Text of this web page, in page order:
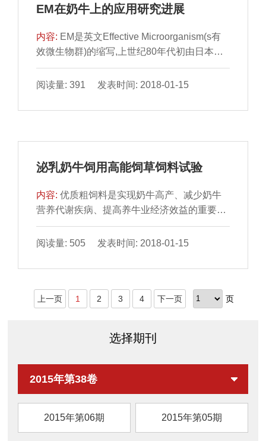
等,夏季泌乳牛受胎率降低至15%左右,因此胚
EM在奶牛上的应用研究进展
内容: EM是英文Effective Microorganism(s有
效微生物群)的缩写,上世纪80年代初由日本比
嘉照夫教授研制成功,其在促进畜禽生长,提高
抗病能力,清除粪尿恶臭,生产绿色食品等方面
菌光合细菌菌体本身含有丰富的蛋白质、维生
1.2乳酸菌乳酸菌能阻止和抑制致病菌的侵入
维生素,产生消化酶类,帮助食物消化和营养吸
阅读量: 391 发表时间: 2018-01-15
泌乳奶牛饲用高能饲草饲料试验
内容:优质粗饲料是实现奶牛高产、减少奶牛
营养代谢疾病、提高养牛业经济效益的重要物
质基础。但作为许多地方主要粗饲料来源的玉
米秸秆,在未经处理前,其营养价值较低,而据报
净能可达到2.13NND/kg;且经高温消毒处理,饲
林奶牛场对盱眙金泰高能饲草饲料有限公司采
阅读量: 505 发表时间: 2018-01-15
上一页 1 2 3 4 下一页 页
选择期刊
2015年第38卷
2015年第06期 2015年第05期